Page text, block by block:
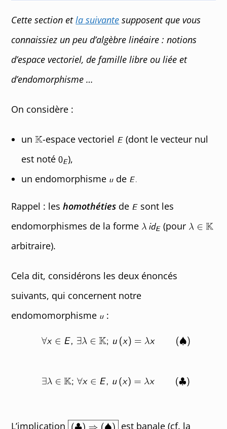
Cette section etla suivante supposent que vous
connaissiez un peu d’algèbre linéaire : notions
d’espace vectoriel, de famille libre ou liée et
d’endomorphisme …
On considère :
un -espace vectoriel
(dont le vecteur nul
est noté
),
un endomorphisme
de
Rappel : leshomothéties de
sont les
endomorphismes de la forme
(pour
arbitraire).
Cela dit, considérons les deux énoncés
suivants, qui concernent notre
endomomorphisme
:
L’implication
est banale (cf. la